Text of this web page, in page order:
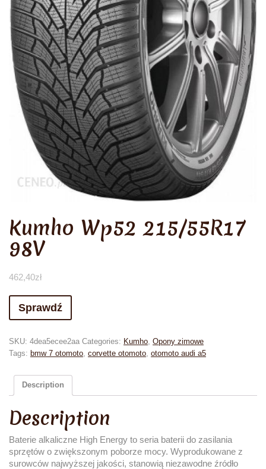
Kumho Wp52 215/55R17
98V
462,40zł
Sprawdź
SKU: 4dea5ecee2aa Categories: Kumho Opony zimowe
Tags: bmw 7 otomoto corvette otomoto otomoto audi a5
Description
Description
Baterie alkaliczne High Energy to seria baterii do zasilania
sprzętów o zwiększonym poborze mocy. Wyprodukowane z
surowców najwyższej jakości, stanowią niezawodne źródło